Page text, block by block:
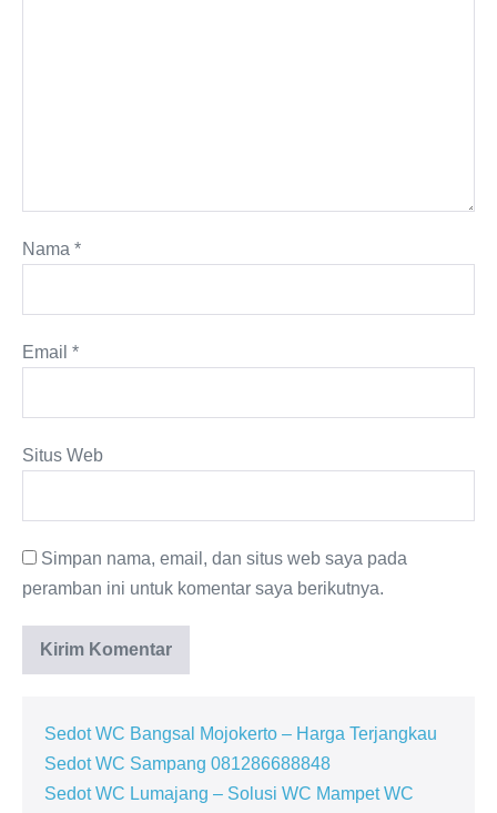
Nama *
Email *
Situs Web
Simpan nama, email, dan situs web saya pada
peramban ini untuk komentar saya berikutnya.
Sedot WC Bangsal Mojokerto – Harga Terjangkau
Sedot WC Sampang 081286688848
Sedot WC Lumajang – Solusi WC Mampet WC